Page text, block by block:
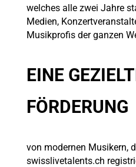
welches alle zwei Jahre
Medien,
Musikprofis der ganzen
EINE
FÖRDERUNG
von modernen Musikern,
swisslivetalents.ch